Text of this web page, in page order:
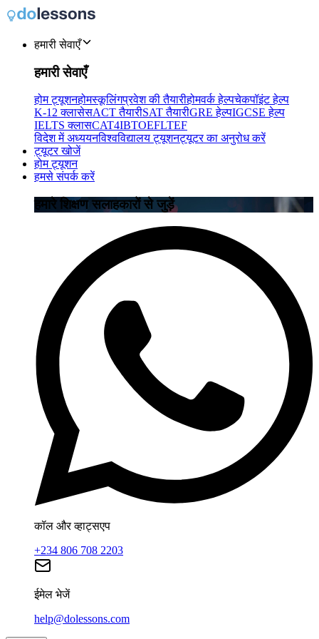
हमारी सेवाएँ
हमारी सेवाएँ
होम ट्यूशनहोमस्कूलिंगप्रवेश की तैयारीहोमवर्क हेल्पचेकपॉइंट हेल्प
K-12 क्लासेसACT तैयारीSAT तैयारीGRE हेल्पIGCSE हेल्प
IELTS क्लासCAT4IBTOEFLTEF
विदेश में अध्ययनविश्वविद्यालय ट्यूशनट्यूटर का अनुरोध करें
ट्यूटर खोजें
होम ट्यूशन
हमसे संपर्क करें
हमारे शिक्षण सलाहकारों से जुड़ें
कॉल और व्हाट्सएप
+234 806 708 2203
ईमेल भेजें
help@dolessons.com